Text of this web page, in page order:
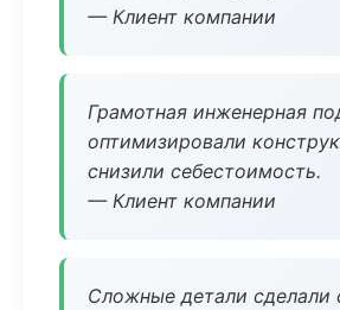
— Клиент компании
Грамотная инженерная
оптимизировали
снизили себестоимость.
— Клиент компании
Сложные детали сделали